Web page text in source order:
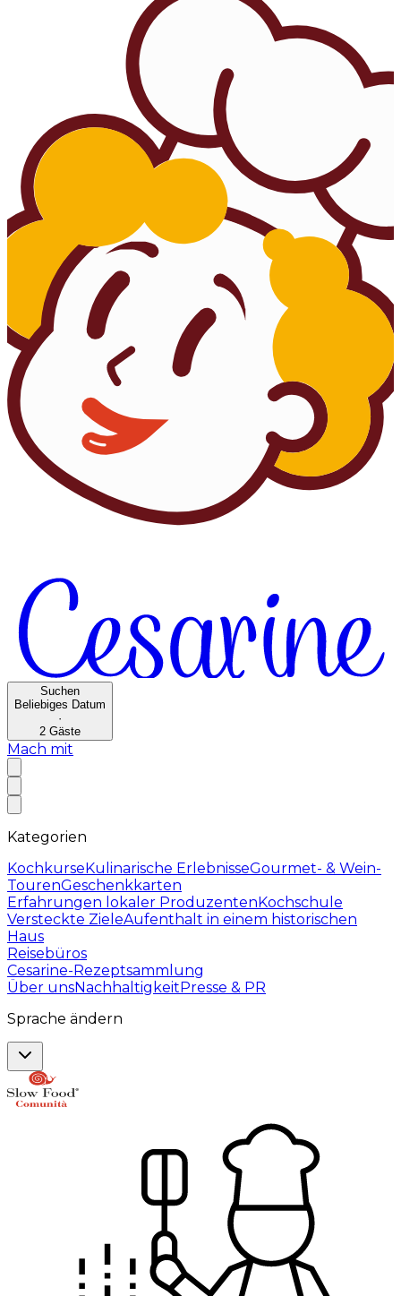
Suchen
Beliebiges Datum
·
2 Gäste
Mach mit
Kategorien
KochkurseKulinarische ErlebnisseGourmet- & Wein-
TourenGeschenkkarten
Erfahrungen lokaler ProduzentenKochschule
Versteckte ZieleAufenthalt in einem historischen
Haus
Reisebüros
Cesarine-Rezeptsammlung
Über unsNachhaltigkeitPresse & PR
Sprache ändern